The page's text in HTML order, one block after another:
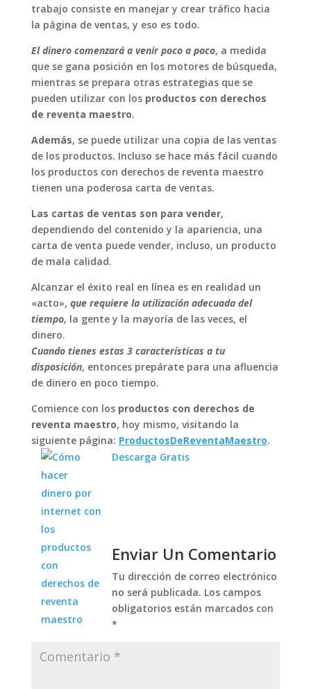
trabajo consiste en manejar y crear tráfico hacia
la página de ventas, y eso es todo.
El dinero comenzará a venir poco a poco, a medida
que se gana posición en los motores de búsqueda,
mientras se prepara otras estrategias que se
pueden utilizar con los productos con derechos
de reventa maestro.
Además, se puede utilizar una copia de las ventas
de los productos. Incluso se hace más fácil cuando
los productos con derechos de reventa maestro
tienen una poderosa carta de ventas.
Las cartas de ventas son para vender,
dependiendo del contenido y la apariencia, una
carta de venta puede vender, incluso, un producto
de mala calidad.
Alcanzar el éxito real en línea es en realidad un
«acto», que requiere la utilización adecuada del
tiempo, la gente y la mayoría de las veces, el
dinero.
Cuando tienes estas 3 características a tu
disposición, entonces prepárate para una afluencia
de dinero en poco tiempo.
Comience con los productos con derechos de
reventa maestro, hoy mismo, visitando la
siguiente página: ProductosDeReventaMaestro.
Descarga Gratis
Enviar Un Comentario
Tu dirección de correo electrónico
no será publicada. Los campos
obligatorios están marcados con
*